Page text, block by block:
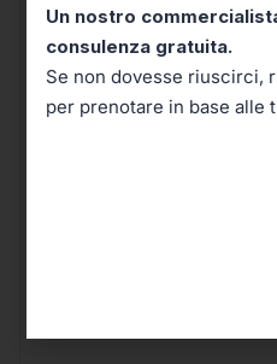
Un nostro
telefonicamente
consulenza
Un nostro
consulenza gratuita.
Se non dovesse riuscirci,
per prenotare in base alle